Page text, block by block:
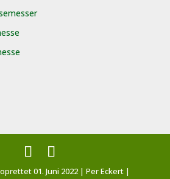
01. Juni 2022 | Per Eckert |